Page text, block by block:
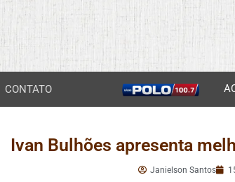
CONTATO
Ivan Bulhões apresenta
Janielson Santos